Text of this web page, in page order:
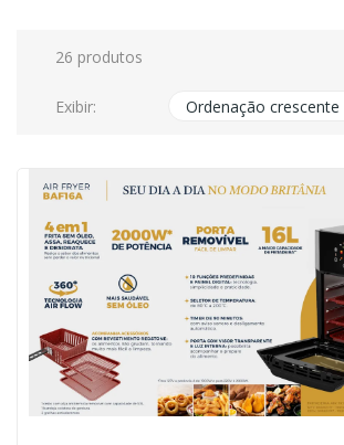
26 produtos
Exibir: Ordenação crescente